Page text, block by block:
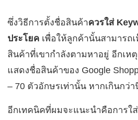
ซึ่งวิธีการตั้งชื่อสินค้าควรใส่
ประโยค เพื่อให้ลูกค้านั้นสามารถ
สินค้าที่เขากำลังตามหาอยู่ อีกเห
แสดงชื่อสินค้าของ Google
– 70 ตัวอักษรเท่านั้น หากเกินกว่
อีกเทคนิคที่ผมจะแนะนำคือการใ